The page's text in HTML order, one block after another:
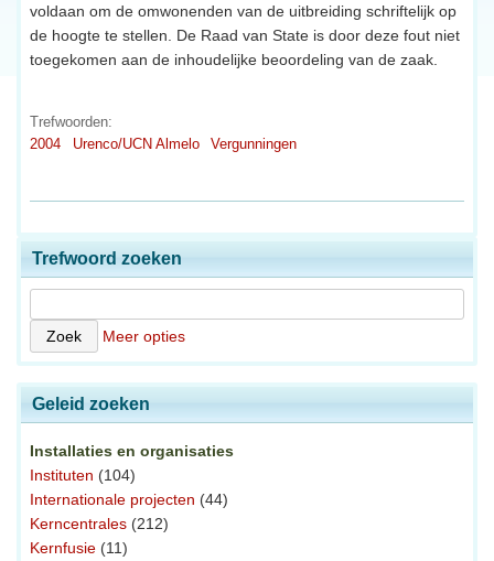
voldaan om de omwonenden van de uitbreiding schriftelijk op
de hoogte te stellen. De Raad van State is door deze fout niet
toegekomen aan de inhoudelijke beoordeling van de zaak.
Trefwoorden:
2004
Urenco/UCN Almelo Vergunningen
Trefwoord zoeken
Meer opties
Geleid zoeken
Installaties en organisaties
Instituten (104)
Internationale projecten (44)
Kerncentrales (212)
Kernfusie (11)